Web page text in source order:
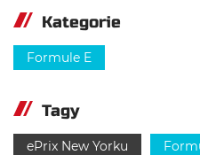
Kategorie
Formule E
Tagy
ePrix New Yorku